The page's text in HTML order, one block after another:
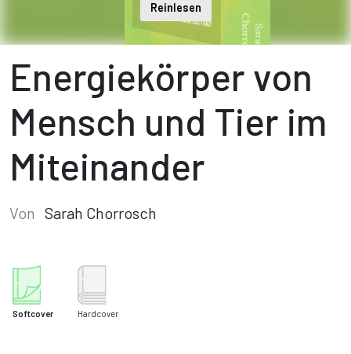
Reinlesen
Energiekörper von
Mensch und Tier im
Miteinander
Von Sarah Chorrosch
Softcover Hardcover